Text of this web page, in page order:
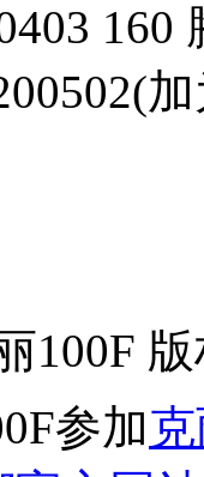
160
100F
参加